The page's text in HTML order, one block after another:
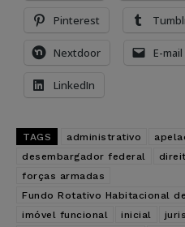
Pinterest
Nextdoor E-mail
LinkedIn
TAGS administrativo
desembargador federal
forças armadas
Fundo Rotativo Habitacional
imóvel funcional
inicial